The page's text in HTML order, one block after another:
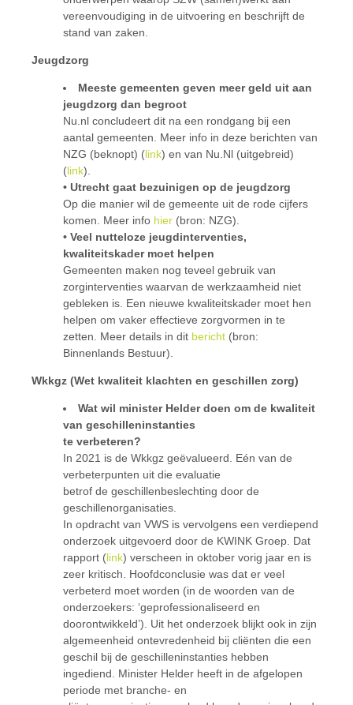
vereenvoudiging in de uitvoering en beschrijft de
stand van zaken.
Jeugdzorg
Meeste gemeenten geven meer geld uit aan
jeugdzorg dan begroot
Nu.nl concludeert dit na een rondgang bij een
aantal gemeenten. Meer info in deze berichten van
NZG (beknopt) (link) en van Nu.Nl (uitgebreid)
(link).
• Utrecht gaat bezuinigen op de jeugdzorg
Op die manier wil de gemeente uit de rode cijfers
komen. Meer info hier (bron: NZG).
• Veel nutteloze jeugdinterventies,
kwaliteitskader moet helpen
Gemeenten maken nog teveel gebruik van
zorginterventies waarvan de werkzaamheid niet
gebleken is. Een nieuwe kwaliteitskader moet hen
helpen om vaker effectieve zorgvormen in te
zetten. Meer details in dit bericht (bron:
Binnenlands Bestuur).
Wkkgz (Wet kwaliteit klachten en geschillen zorg)
Wat wil minister Helder doen om de kwaliteit
van geschilleninstanties
te verbeteren?
In 2021 is de Wkkgz geëvalueerd. Eén van de
verbeterpunten uit die evaluatie
betrof de geschillenbeslechting door de
geschillenorganisaties.
In opdracht van VWS is vervolgens een verdiepend
onderzoek uitgevoerd door de KWINK Groep. Dat
rapport (link) verscheen in oktober vorig jaar en is
zeer kritisch. Hoofdconclusie was dat er veel
verbeterd moet worden (in de woorden van de
onderzoekers: ‘geprofessionaliseerd en
doorontwikkeld’). Uit het onderzoek blijkt ook in zijn
algemeenheid ontevredenheid bij cliënten die een
geschil bij de geschilleninstanties hebben
ingediend. Minister Helder heeft in de afgelopen
periode met branche- en